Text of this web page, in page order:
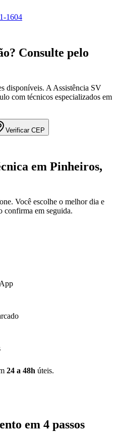
1604
Consulte pelo
disponíveis. A Assistência SV
com técnicos especializados em
Verificar CEP
em Pinheiros,
Você escolhe o melhor dia e
em seguida.
24 a 48h úteis.
em 4 passos